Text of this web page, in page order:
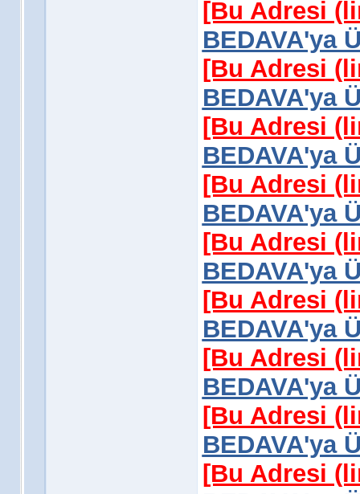
[Bu Adresi
BEDAVA'ya
[Bu Adresi
BEDAVA'ya
[Bu Adresi
BEDAVA'ya
[Bu Adresi
BEDAVA'ya
[Bu Adresi
BEDAVA'ya
[Bu Adresi
BEDAVA'ya
[Bu Adresi
BEDAVA'ya
[Bu Adresi
BEDAVA'ya
[Bu Adresi